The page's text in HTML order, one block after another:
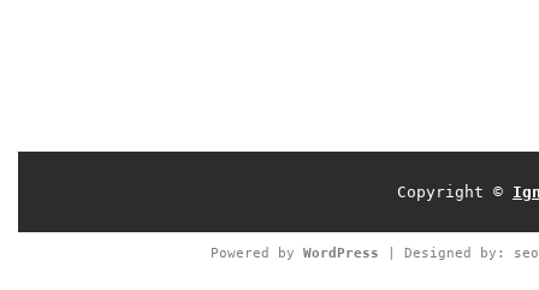
Copyright ©
Powered by WordPress | Designed by: seo